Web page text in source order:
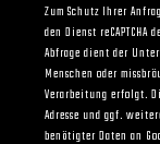
Zum Schutz Ihrer
den Dienst reCAPTCHA
Abfrage dient der
Menschen oder
Verarbeitung erfolgt.
Adresse und ggf.
benötigter Daten an